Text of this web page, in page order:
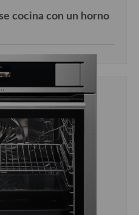
cocina con un horno